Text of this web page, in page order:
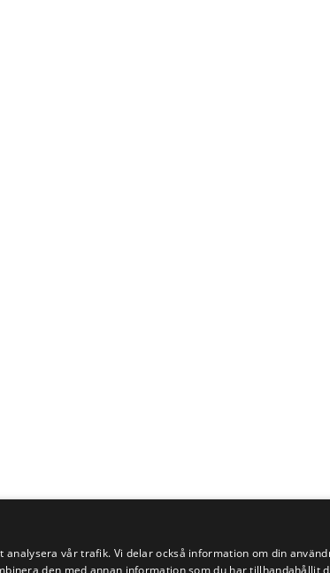
vår trafik. Vi delar också information om din
den med annan information som du har tillhandahållit